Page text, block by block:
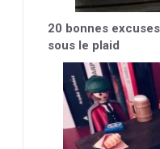
20 bonnes
sous le plaid